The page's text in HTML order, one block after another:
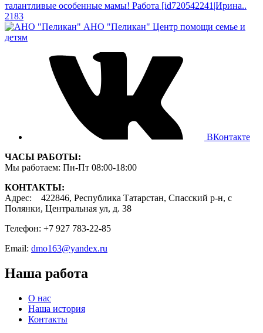
талантливые особенные мамы! Работа [id720542241|Ирина..
2183
АНО "Пеликан" Центр помощи семье и
детям
ВКонтакте
ЧАСЫ РАБОТЫ:
Мы работаем: Пн-Пт 08:00-18:00
КОНТАКТЫ:
Адрес: 422846, Республика Татарстан, Спасский р-н, с
Полянки, Центральная ул, д. 38
Телефон: +7 927 783-22-85
Email: dmo163@yandex.ru
Наша работа
О нас
Наша история
Контакты